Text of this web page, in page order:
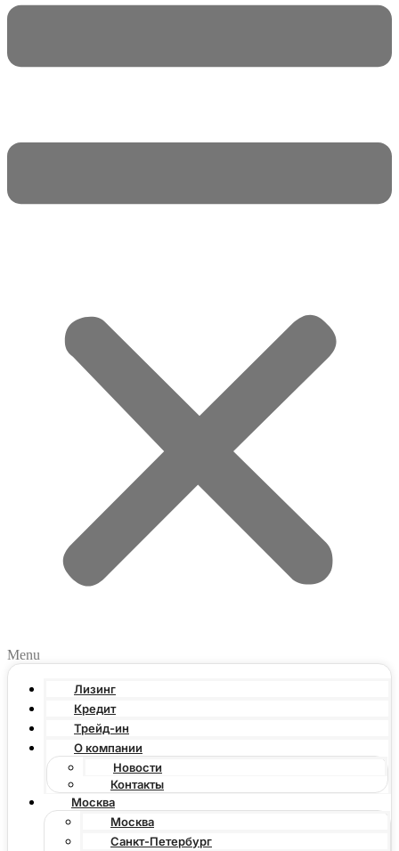
Menu
Лизинг
Кредит
Трейд-ин
О компании
Новости
Контакты
Москва
Москва
Санкт-Петербург